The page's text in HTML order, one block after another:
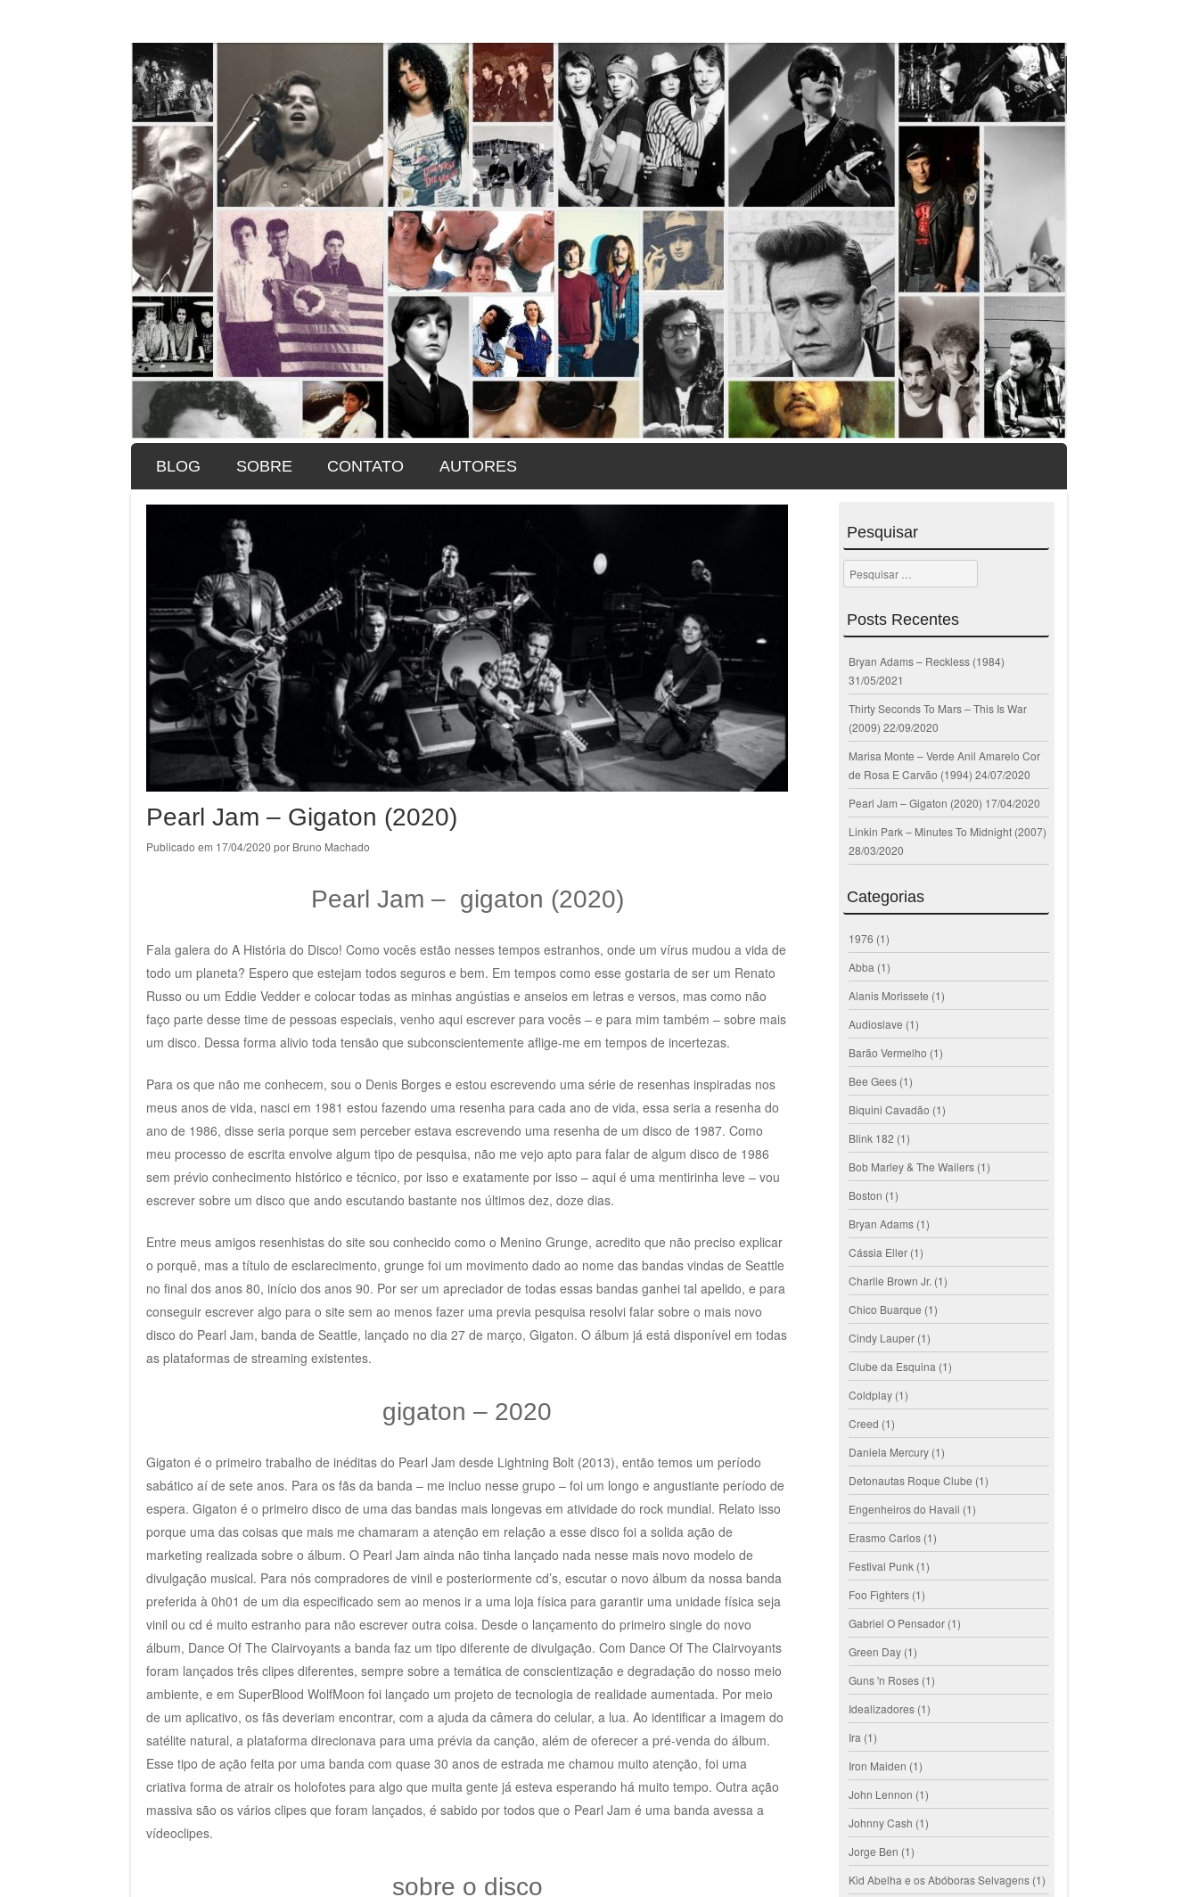
A História do Disco
Menu
SKIP TO CONTENT
BLOG SOBRE CONTATO AUTORES
Pearl Jam – Gigaton (2020)
Publicado em 17/04/2020 por Bruno Machado
Pearl Jam – gigaton (2020)
Fala galera do A História do Disco! Como vocês estão nesses tempos estranhos, onde um vírus mudou a vida de
todo um planeta? Espero que estejam todos seguros e bem. Em tempos como esse gostaria de ser um Renato
Russo ou um Eddie Vedder e colocar todas as minhas angústias e anseios em letras e versos, mas como não
faço parte desse time de pessoas especiais, venho aqui escrever para vocês – e para mim também – sobre mais
um disco. Dessa forma alivio toda tensão que subconscientemente aflige-me em tempos de incertezas.
Para os que não me conhecem, sou o Denis Borges e estou escrevendo uma série de resenhas inspiradas nos
meus anos de vida, nasci em 1981 estou fazendo uma resenha para cada ano de vida, essa seria a resenha do
ano de 1986, disse seria porque sem perceber estava escrevendo uma resenha de um disco de 1987. Como
meu processo de escrita envolve algum tipo de pesquisa, não me vejo apto para falar de algum disco de 1986
sem prévio conhecimento histórico e técnico, por isso e exatamente por isso – aqui é uma mentirinha leve – vou
escrever sobre um disco que ando escutando bastante nos últimos dez, doze dias.
Entre meus amigos resenhistas do site sou conhecido como o Menino Grunge, acredito que não preciso explicar
o porquê, mas a título de esclarecimento, grunge foi um movimento dado ao nome das bandas vindas de Seattle
no final dos anos 80, início dos anos 90. Por ser um apreciador de todas essas bandas ganhei tal apelido, e para
conseguir escrever algo para o site sem ao menos fazer uma previa pesquisa resolvi falar sobre o mais novo
disco do Pearl Jam, banda de Seattle, lançado no dia 27 de março, Gigaton. O álbum já está disponível em todas
as plataformas de streaming existentes.
gigaton – 2020
Gigaton é o primeiro trabalho de inéditas do Pearl Jam desde Lightning Bolt (2013), então temos um período
sabático aí de sete anos. Para os fãs da banda – me incluo nesse grupo – foi um longo e angustiante período de
espera. Gigaton é o primeiro disco de uma das bandas mais longevas em atividade do rock mundial. Relato isso
porque uma das coisas que mais me chamaram a atenção em relação a esse disco foi a solida ação de
marketing realizada sobre o álbum. O Pearl Jam ainda não tinha lançado nada nesse mais novo modelo de
divulgação musical. Para nós compradores de vinil e posteriormente cd’s, escutar o novo álbum da nossa banda
preferida à 0h01 de um dia especificado sem ao menos ir a uma loja física para garantir uma unidade física seja
vinil ou cd é muito estranho para não escrever outra coisa. Desde o lançamento do primeiro single do novo
álbum, Dance Of The Clairvoyants a banda faz um tipo diferente de divulgação. Com Dance Of The Clairvoyants
foram lançados três clipes diferentes, sempre sobre a temática de conscientização e degradação do nosso meio
ambiente, e em SuperBlood WolfMoon foi lançado um projeto de tecnologia de realidade aumentada. Por meio
de um aplicativo, os fãs deveriam encontrar, com a ajuda da câmera do celular, a lua. Ao identificar a imagem do
satélite natural, a plataforma direcionava para uma prévia da canção, além de oferecer a pré-venda do álbum.
Esse tipo de ação feita por uma banda com quase 30 anos de estrada me chamou muito atenção, foi uma
criativa forma de atrair os holofotes para algo que muita gente já esteva esperando há muito tempo. Outra ação
massiva são os vários clipes que foram lançados, é sabido por todos que o Pearl Jam é uma banda avessa a
vídeoclipes.
sobre o disco
Pesquisar
Pesquisar
Posts Recentes
Bryan Adams – Reckless (1984)
31/05/2021
Thirty Seconds To Mars – This Is War
(2009) 22/09/2020
Marisa Monte – Verde Anil Amarelo Cor
de Rosa E Carvão (1994) 24/07/2020
Pearl Jam – Gigaton (2020) 17/04/2020
Linkin Park – Minutes To Midnight (2007)
28/03/2020
Categorias
1976 (1)
Abba (1)
Alanis Morissete (1)
Audioslave (1)
Barão Vermelho (1)
Bee Gees (1)
Biquini Cavadão (1)
Blink 182 (1)
Bob Marley & The Wailers (1)
Boston (1)
Bryan Adams (1)
Cássia Eller (1)
Charlie Brown Jr. (1)
Chico Buarque (1)
Cindy Lauper (1)
Clube da Esquina (1)
Coldplay (1)
Creed (1)
Daniela Mercury (1)
Detonautas Roque Clube (1)
Engenheiros do Havaii (1)
Erasmo Carlos (1)
Festival Punk (1)
Foo Fighters (1)
Gabriel O Pensador (1)
Green Day (1)
Guns 'n Roses (1)
Idealizadores (1)
Ira (1)
Iron Maiden (1)
John Lennon (1)
Johnny Cash (1)
Jorge Ben (1)
Kid Abelha e os Abóboras Selvagens (1)